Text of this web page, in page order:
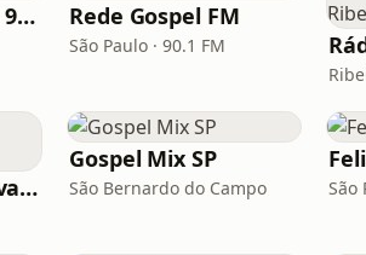
Rádio Melodia FM 97,5 Rede Gospel FM
São Paulo · 90.1 FM
Rádio Nordeste Evangélica
Gospel Mix SP
São Bernardo do Campo São